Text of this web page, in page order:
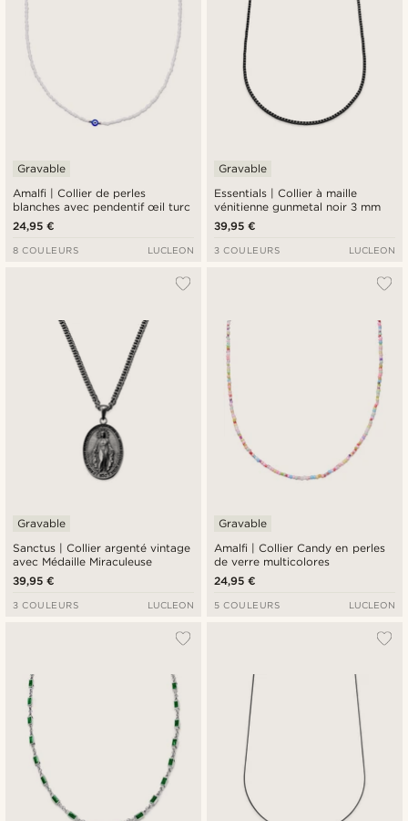
Amalfi | Collier de perles
blanches avec pendentif œil turc
Gravable
24,95 €
8 COULEURS LUCLEON
Essentials | Collier à maille
vénitienne gunmetal noir 3 mm
Gravable
39,95 €
3 COULEURS LUCLEON
Sanctus | Collier argenté vintage
avec Médaille Miraculeuse
Gravable
39,95 €
3 COULEURS LUCLEON
Amalfi | Collier Candy en perles
de verre multicolores
Gravable
24,95 €
5 COULEURS LUCLEON